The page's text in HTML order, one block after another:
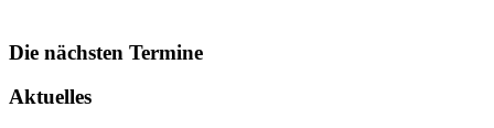
Die nächsten Termine
Aktuelles